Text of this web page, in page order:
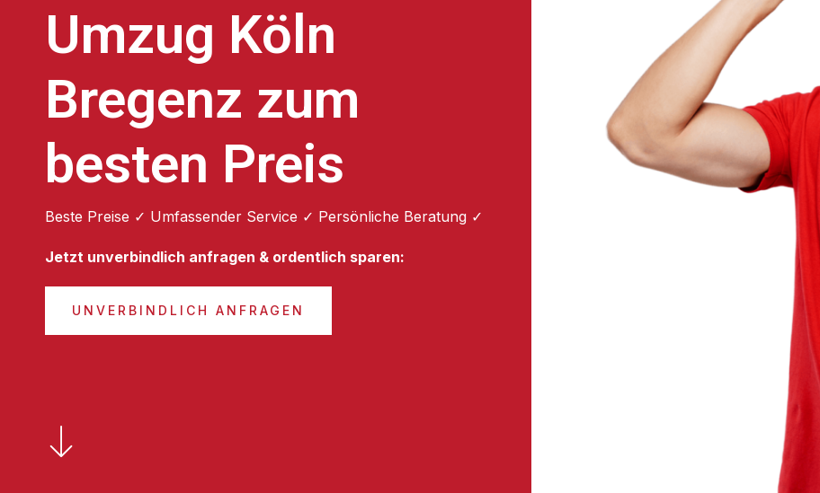
Umzug Köln
Bregenz zum
besten Preis
Beste Preise ✓ Umfassender Service ✓ Persönliche Beratung ✓
Jetzt unverbindlich anfragen & ordentlich sparen:
UNVERBINDLICH ANFRAGEN